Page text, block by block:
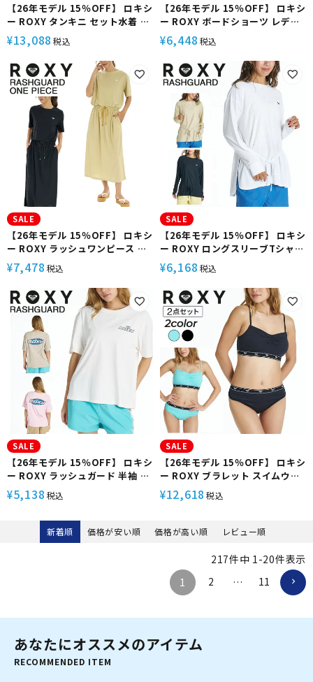
【26年モデル 15％OFF】 ロキシ
ー ROXY タンキニ セット水着 カ
ップ付きキャミ フレアシルエッ
ト 塩素対応 体型カバー
HIBISCUS COVE RSW262005
¥13,088 税込
【26年モデル 15％OFF】 ロキシ
ー ROXY ボードショーツ レディ
ース 4WAYストレッチ 速乾 UVカ
ット 水陸両用 RETRO BREAK
RBS262010
¥6,448 税込
SALE
【26年モデル 15％OFF】 ロキシ
ー ROXY ラッシュワンピース 半
袖ワンピース 速乾 UVカット 水陸
両用 塩素対応 DRYWELL DRESS
RLY262024
¥7,478 税込
SALE
【26年モデル 15％OFF】 ロキシ
ー ROXY ロングスリーブTシャツ
長袖ラッシュ UVカット 速乾 水陸
両用 サムホール DRYWELL L/S
TEE RLY262015
¥6,168 税込
SALE
【26年モデル 15％OFF】 ロキシ
ー ROXY ラッシュガード 半袖 ボ
ックスシルエット UVカット 速乾
水陸両用 塩素対応 SURF SOUL
¥5,138 税込
SALE
【26年モデル 15％OFF】 ロキシ
ー ROXY ブラレット スイムウェ
ア ビキニトップ スイムブラ ジャ
ガード素材 パッド付き 調整可能
RSW262003
¥12,618 税込
新着順 価格が安い順 価格が高い順 レビュー順
217件中 1 -20件表示
1
2 … 11
あなたにオススメのアイテム
RECOMMENDED ITEM